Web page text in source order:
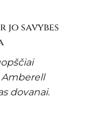
jo savybes
dovanai.